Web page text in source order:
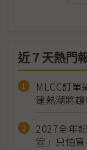
近７天熱門
MLCC訂
建熱潮將
2027全年
宣」只怕